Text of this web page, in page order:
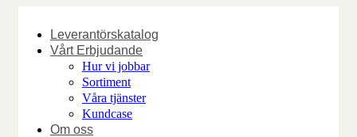
Leverantörskatalog
Vårt Erbjudande
Hur vi jobbar
Sortiment
Våra tjänster
Kundcase
Om oss